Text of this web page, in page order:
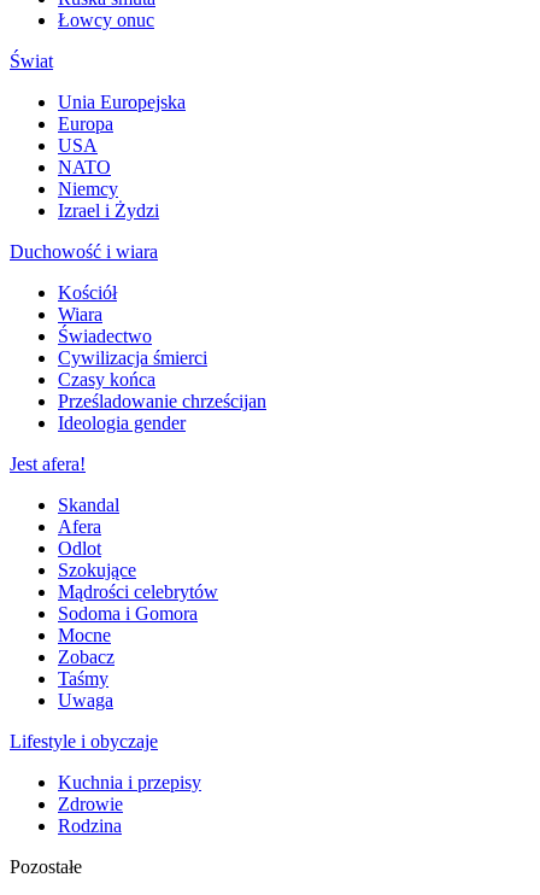
Łowcy onuc
Świat
Unia Europejska
Europa
USA
NATO
Niemcy
Izrael i Żydzi
Duchowość i wiara
Kościół
Wiara
Świadectwo
Cywilizacja śmierci
Czasy końca
Prześladowanie chrześcijan
Ideologia gender
Jest afera!
Skandal
Afera
Odlot
Szokujące
Mądrości celebrytów
Sodoma i Gomora
Mocne
Zobacz
Taśmy
Uwaga
Lifestyle i obyczaje
Kuchnia i przepisy
Zdrowie
Rodzina
Pozostałe